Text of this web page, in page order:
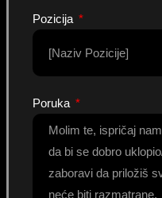
Pozicija
Poruka